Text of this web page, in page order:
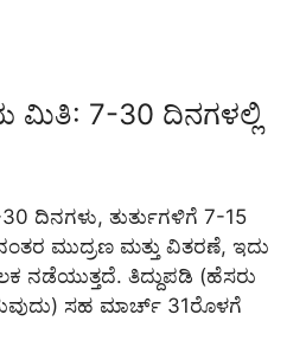
7-30 ದಿನಗಳಲ್ಲಿ
ದಿನಗಳು, ತುರ್ತುಗಳಿಗೆ 7-15
ಮುದ್ರಣ ಮತ್ತು ವಿತರಣೆ, ಇದು
ನಡೆಯುತ್ತದೆ. ತಿದ್ದುಪಡಿ (ಹೆಸರು
ಸಹ ಮಾರ್ಚ್ 31ರೊಳಗೆ